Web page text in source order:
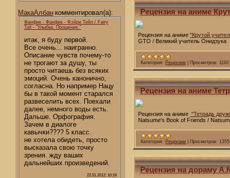
МакаАлбан комментировал(а):
Фанфик - Фанфик - Фэйри Тейл / Fairy
Tail - "Улыбка. Прощение."
итак, я буду первой.
Все очень... наигранно.
Описание чувств почему-то
не трогают за душу, ты
просто читаешь без всяких
эмоций. Очень канонично,
согласна. Но например Нацу
бы в такой момент старался
развеселить всех. Поехали
далее, немного воды есть.
Дальше. Орфография.
Зачем в диалоге
кавычки???? 5 класс.
не хотела обидеть, просто
высказала свою точку
зрения. жду ваших
дальнейших произведений.
22.01.2012; 10:18
Рецензия на аниме
Рецензия на аниме "Крутой
GTO / Великий учитель Онидзука
Категория: Рецензии Просмотров: 1192
Рецензия на аниме
Рецензия на аниме "Тетрадь
Natsume's Book of Friends /
Категория: Рецензии Просмотров: 1355
Рецензия на дораму